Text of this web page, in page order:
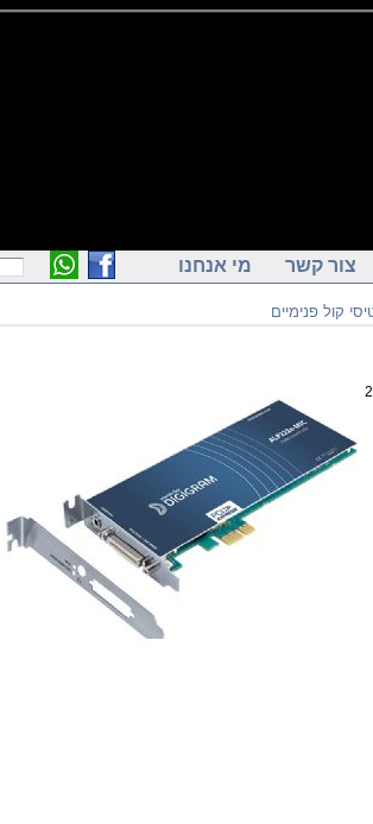
צור קשר מי אנחנו
קול פנימיים
כרטיס קול עם 4 יציאות ו4 כניסות 2 כניסות למיקרופון/ליין ו2